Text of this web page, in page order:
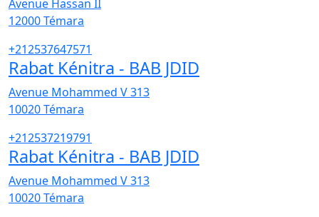
Avenue Hassan II
12000Témara
+212537647571
Rabat Kénitra - BAB JDID
Avenue Mohammed V 313
10020Témara
+212537219791
Rabat Kénitra - BAB JDID
Avenue Mohammed V 313
10020Témara